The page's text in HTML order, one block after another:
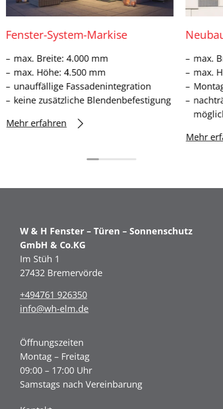
Fenster-System-Markise
max. Breite: 4.000 mm
max. Höhe: 4.500 mm
unauffällige Fassadenintegration
keine zusätzliche Blendenbefestigung
Mehr erfahren
max.
max.
Mehr
W & H Fenster – Türen – Sonnenschutz
GmbH & Co.KG
Im Stüh 1
27432 Bremervörde
+494761 926350
info@wh-elm.de
Öffnungszeiten
Montag – Freitag
09:00 – 17:00 Uhr
Samstags nach Vereinbarung